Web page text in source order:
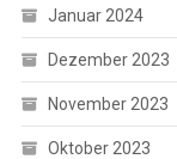
Januar 2024
Dezember 2023
November 2023
Oktober 2023